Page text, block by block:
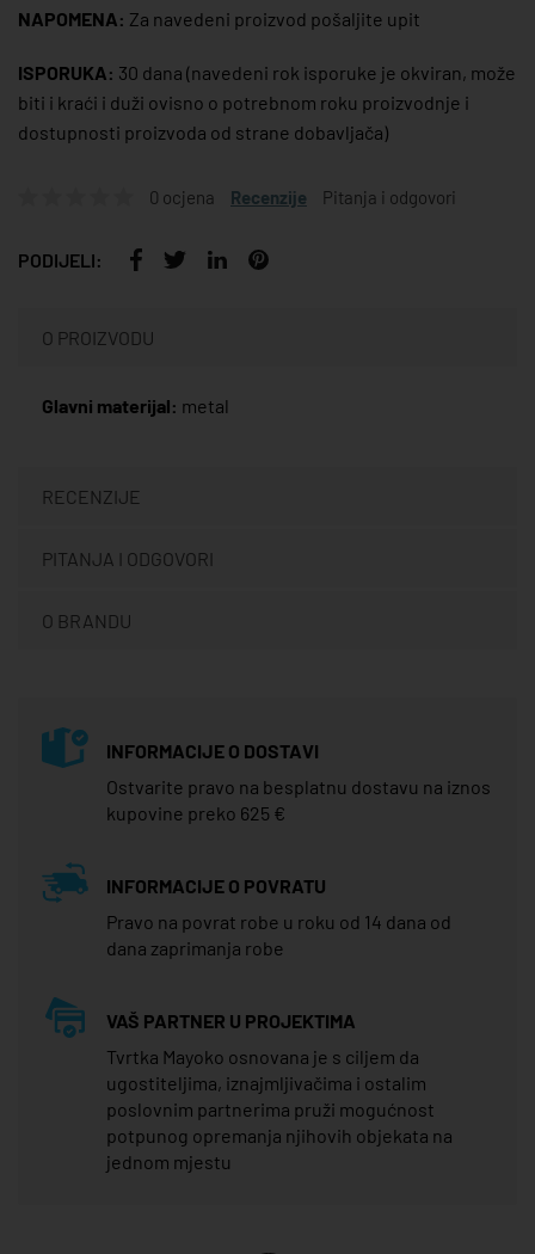
NAPOMENA: Za navedeni proizvod pošaljite upit
ISPORUKA: 30 dana (navedeni rok isporuke je okviran, može
biti i kraći i duži ovisno o potrebnom roku proizvodnje i
dostupnosti proizvoda od strane dobavljača)
0 ocjena Recenzije Pitanja i odgovori
PODIJELI:
O PROIZVODU
Glavni materijal: metal
RECENZIJE
PITANJA I ODGOVORI
O BRANDU
INFORMACIJE O DOSTAVI
Ostvarite pravo na besplatnu dostavu na iznos
kupovine preko 625 €
INFORMACIJE O POVRATU
Pravo na povrat robe u roku od 14 dana od
dana zaprimanja robe
VAŠ PARTNER U PROJEKTIMA
Tvrtka Mayoko osnovana je s ciljem da
ugostiteljima, iznajmljivačima i ostalim
poslovnim partnerima pruži mogućnost
potpunog opremanja njihovih objekata na
jednom mjestu